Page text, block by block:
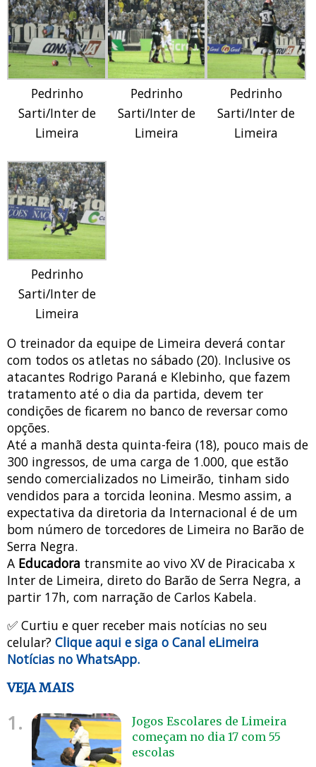
Pedrinho
Sarti/Inter de
Limeira
Pedrinho
Sarti/Inter de
Limeira
Pedrinho
Sarti/Inter de
Limeira
Pedrinho
Sarti/Inter de
Limeira
O treinador da equipe de Limeira deverá contar
com todos os atletas no sábado (20). Inclusive os
atacantes Rodrigo Paraná e Klebinho, que fazem
tratamento até o dia da partida, devem ter
condições de ficarem no banco de reversar como
opções.
Até a manhã desta quinta-feira (18), pouco mais de
300 ingressos, de uma carga de 1.000, que estão
sendo comercializados no Limeirão, tinham sido
vendidos para a torcida leonina. Mesmo assim, a
expectativa da diretoria da Internacional é de um
bom número de torcedores de Limeira no Barão de
Serra Negra.
A Educadora transmite ao vivo XV de Piracicaba x
Inter de Limeira, direto do Barão de Serra Negra, a
partir 17h, com narração de Carlos Kabela.
✅ Curtiu e quer receber mais notícias no seu
celular? Clique aqui e siga o Canal eLimeira
Notícias no WhatsApp.
VEJA MAIS
1.
Jogos Escolares de Limeira
começam no dia 17 com 55
escolas